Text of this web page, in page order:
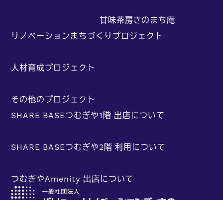
甘味茶房さのまち庵
リノベーションまちづくりプロジェクト
人材育成プロジェクト
その他のプロジェクト
SHARE BASEつむぎや1階 出店について
SHARE BASEつむぎや2階 利用について
つむぎやAmenity 出店について